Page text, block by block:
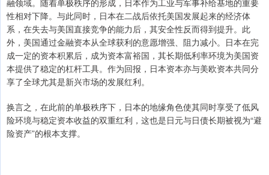
性相对下降。与此同时，日本在二战后依托美国发展起来的经济体
系，在失去与美国直接竞争的能力后，其安全性反而得到提升。此
外，美国通过金融资本从全球获利的意愿增强、阻力减小。日本在完
成一定的资本积累后，成为资本富裕国，其长期低利率环境为美国资
本提供了稳定的杠杆工具。作为回报，日本资本亦与美欧资本共同分
享了全球尤其是新兴市场的发展红利。
换言之，在此前的单极秩序下，日本的地缘角色使其同时享受了低风
险环境与稳定资本收益的双重红利，这也是日元与日债长期被视为“避
险资产”的根本支撑。